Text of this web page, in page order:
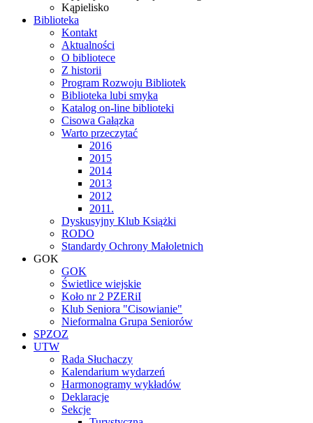
Kąpielisko
Biblioteka
Kontakt
Aktualności
O bibliotece
Z historii
Program Rozwoju Bibliotek
Biblioteka lubi smyka
Katalog on-line biblioteki
Cisowa Gałązka
Warto przeczytać
2016
2015
2014
2013
2012
2011.
Dyskusyjny Klub Książki
RODO
Standardy Ochrony Małoletnich
GOK
GOK
Świetlice wiejskie
Koło nr 2 PZERiI
Klub Seniora "Cisowianie"
Nieformalna Grupa Seniorów
SPZOZ
UTW
Rada Słuchaczy
Kalendarium wydarzeń
Harmonogramy wykładów
Deklaracje
Sekcje